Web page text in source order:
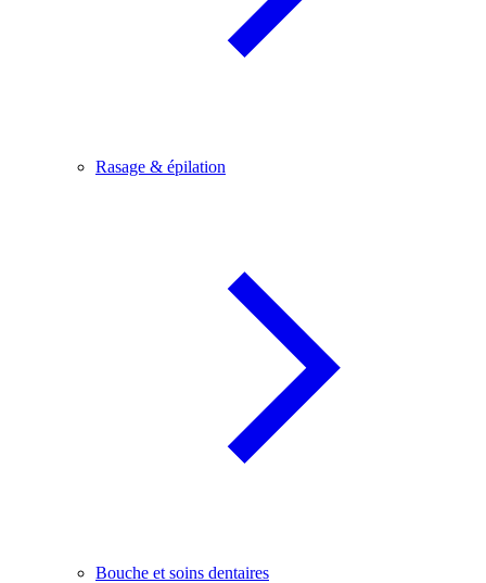
Rasage & épilation
Bouche et soins dentaires